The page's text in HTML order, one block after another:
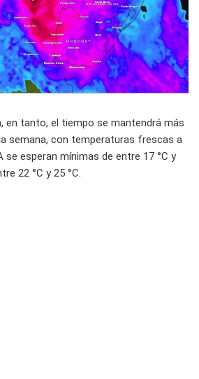
en tanto, el tiempo se mantendrá más
semana, con temperaturas frescas a
se esperan mínimas de entre 17 °C y
22 °C y 25 °C.